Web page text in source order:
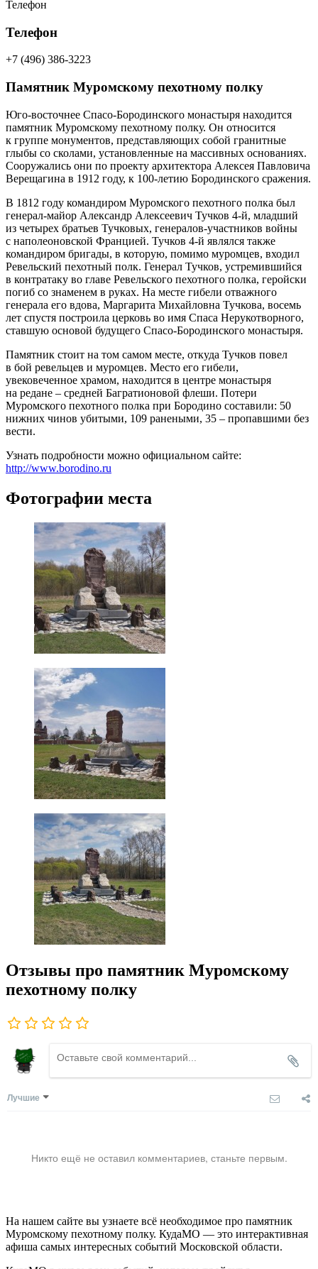
Телефон
Телефон
+7 (496) 386-3223
Памятник Муромскому пехотному полку
Юго-восточнее Спасо-Бородинского монастыря находится
памятник Муромскому пехотному полку. Он относится
к группе монументов, представляющих собой гранитные
глыбы со сколами, установленные на массивных основаниях.
Сооружались они по проекту архитектора Алексея Павловича
Верещагина в 1912 году, к 100-летию Бородинского сражения.
В 1812 году командиром Муромского пехотного полка был
генерал-майор Александр Алексеевич Тучков 4-й, младший
из четырех братьев Тучковых, генералов-участников войны
с наполеоновской Францией. Тучков 4-й являлся также
командиром бригады, в которую, помимо муромцев, входил
Ревельский пехотный полк. Генерал Тучков, устремившийся
в контратаку во главе Ревельского пехотного полка, геройски
погиб со знаменем в руках. На месте гибели отважного
генерала его вдова, Маргарита Михайловна Тучкова, восемь
лет спустя построила церковь во имя Спаса Нерукотворного,
ставшую основой будущего Спасо-Бородинского монастыря.
Памятник стоит на том самом месте, откуда Тучков повел
в бой ревельцев и муромцев. Место его гибели,
увековеченное храмом, находится в центре монастыря
на редане – средней Багратионовой флеши. Потери
Муромского пехотного полка при Бородино составили: 50
нижних чинов убитыми, 109 ранеными, 35 – пропавшими без
вести.
Узнать подробности можно официальном сайте:
http://www.borodino.ru
Фотографии места
Отзывы про памятник Муромскому
пехотному полку
Лучшие
Никто ещё не оставил комментариев, станьте первым.
На нашем сайте вы узнаете всё необходимое про памятник
Муромскому пехотному полку. КудаМО — это интерактивная
афиша самых интересных событий Московской области.